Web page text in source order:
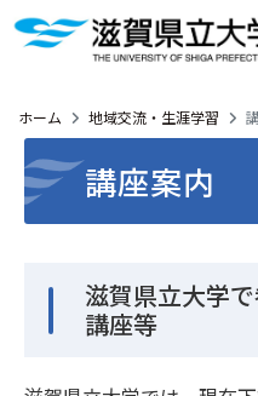
ホーム 地域交流・生涯学習
講座案内
滋賀県立大学
講座等